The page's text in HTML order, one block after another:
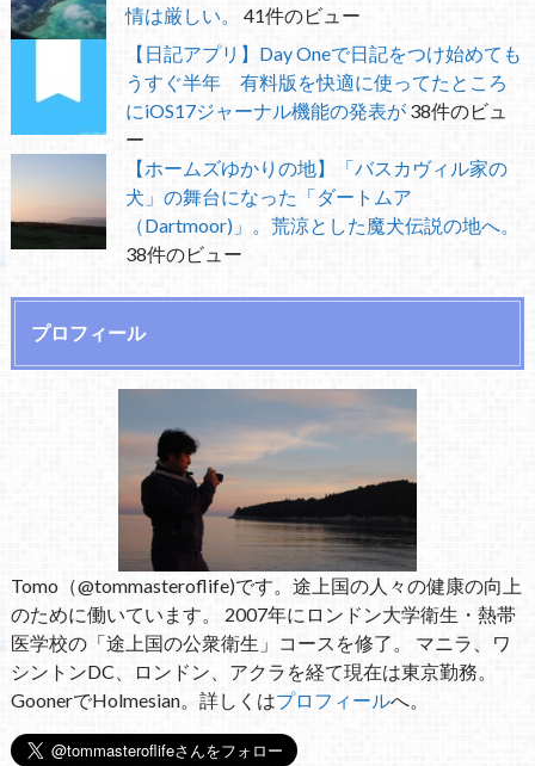
情は厳しい。
41件のビュー
【日記アプリ】Day Oneで日記をつけ始めても
うすぐ半年 有料版を快適に使ってたところ
にiOS17ジャーナル機能の発表が 38件のビュ
ー
【ホームズゆかりの地】「バスカヴィル家の
犬」の舞台になった「ダートムア
（Dartmoor)」。荒涼とした魔犬伝説の地へ。
38件のビュー
プロフィール
Tomo（@tommasteroflife)です。途上国の人々の健康の向上
のために働いています。 2007年にロンドン大学衛生・熱帯
医学校の「途上国の公衆衛生」コースを修了。 マニラ、ワ
シントンDC、ロンドン、アクラを経て現在は東京勤務。
GoonerでHolmesian。詳しくはプロフィールへ。